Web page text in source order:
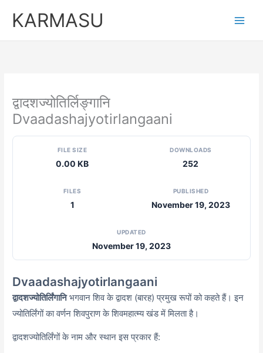
KARMASU
द्वादशज्योतिर्लिङ्गानि
Dvaadashajyotirlangaani
FILE SIZE
0.00 KB
DOWNLOADS
252
FILES
1
PUBLISHED
November 19, 2023
UPDATED
November 19, 2023
Dvaadashajyotirlangaani
द्वादशज्योतिर्लिंगानिभगवान शिव के द्वादश (बारह) प्रमुख रूपों को कहते हैं। इन
ज्योतिर्लिंगों का वर्णन शिवपुराण के शिवमहात्म्य खंड में मिलता है।
द्वादशज्योतिर्लिंगों के नाम और स्थान इस प्रकार हैं: